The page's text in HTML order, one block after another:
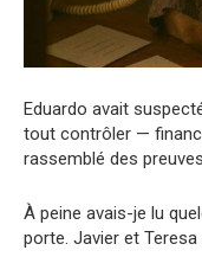
Eduardo avait
tout contrôler —
rassemblé des preuves.
À peine avais-je lu
porte. Javier et